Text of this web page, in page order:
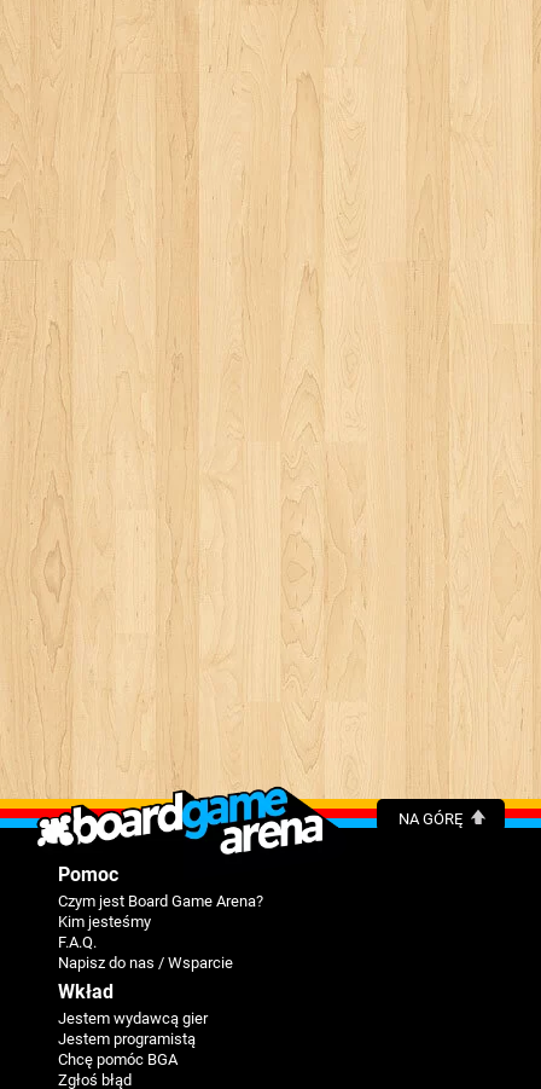
NA GÓRĘ
Pomoc
Czym jest Board Game Arena?
Kim jesteśmy
F.A.Q.
Napisz do nas / Wsparcie
Wkład
Jestem wydawcą gier
Jestem programistą
Chcę pomóc BGA
Zgłoś błąd